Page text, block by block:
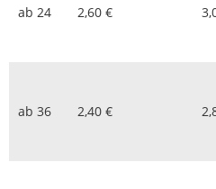
ab 24 2,60 €
ab 36 2,40 €